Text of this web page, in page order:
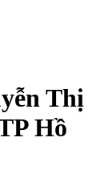
Thị
Hồ